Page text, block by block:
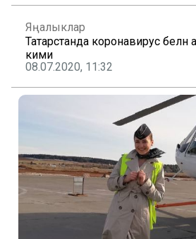
Яңалыклар
Татарстанда коронавирус
кими
08.07.2020, 11:32